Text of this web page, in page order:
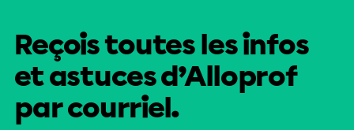
Reçois toutes les infos
et astuces d’Alloprof
par courriel.